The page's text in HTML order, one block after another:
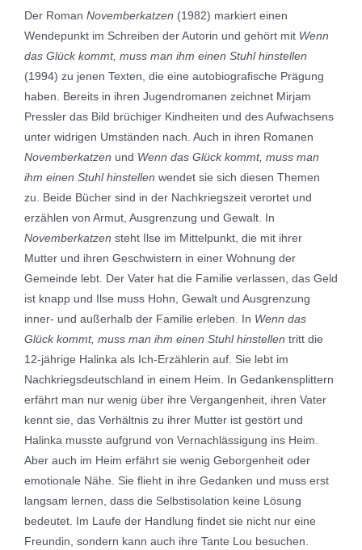
Der Roman Novemberkatzen (1982) markiert einen
Wendepunkt im Schreiben der Autorin und gehört mit Wenn
das Glück kommt, muss man ihm einen Stuhl hinstellen
(1994) zu jenen Texten, die eine autobiografische Prägung
haben. Bereits in ihren Jugendromanen zeichnet Mirjam
Pressler das Bild brüchiger Kindheiten und des Aufwachsens
unter widrigen Umständen nach. Auch in ihren Romanen
Novemberkatzen und Wenn das Glück kommt, muss man
ihm einen Stuhl hinstellen wendet sie sich diesen Themen
zu. Beide Bücher sind in der Nachkriegszeit verortet und
erzählen von Armut, Ausgrenzung und Gewalt. In
Novemberkatzen steht Ilse im Mittelpunkt, die mit ihrer
Mutter und ihren Geschwistern in einer Wohnung der
Gemeinde lebt. Der Vater hat die Familie verlassen, das Geld
ist knapp und Ilse muss Hohn, Gewalt und Ausgrenzung
inner- und außerhalb der Familie erleben. In Wenn das
Glück kommt, muss man ihm einen Stuhl hinstellen tritt die
12-jährige Halinka als Ich-Erzählerin auf. Sie lebt im
Nachkriegsdeutschland in einem Heim. In Gedankensplittern
erfährt man nur wenig über ihre Vergangenheit, ihren Vater
kennt sie, das Verhältnis zu ihrer Mutter ist gestört und
Halinka musste aufgrund von Vernachlässigung ins Heim.
Aber auch im Heim erfährt sie wenig Geborgenheit oder
emotionale Nähe. Sie flieht in ihre Gedanken und muss erst
langsam lernen, dass die Selbstisolation keine Lösung
bedeutet. Im Laufe der Handlung findet sie nicht nur eine
Freundin, sondern kann auch ihre Tante Lou besuchen.